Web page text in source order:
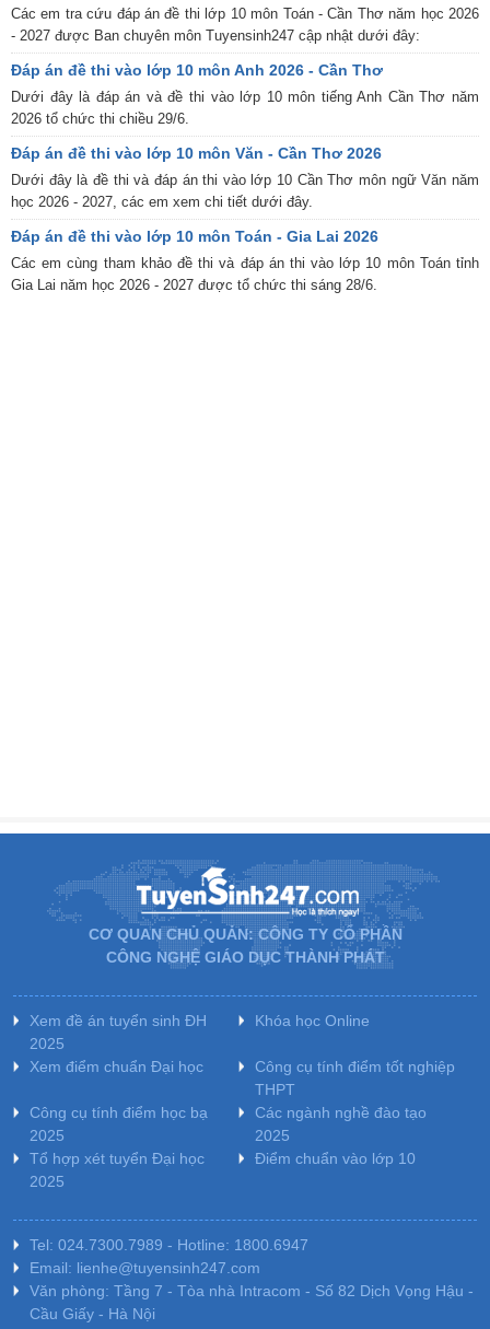
Các em tra cứu đáp án đề thi lớp 10 môn Toán - Cần Thơ năm học 2026
- 2027 được Ban chuyên môn Tuyensinh247 cập nhật dưới đây:
Đáp án đề thi vào lớp 10 môn Anh 2026 - Cần Thơ
Dưới đây là đáp án và đề thi vào lớp 10 môn tiếng Anh Cần Thơ năm
2026 tổ chức thi chiều 29/6.
Đáp án đề thi vào lớp 10 môn Văn - Cần Thơ 2026
Dưới đây là đề thi và đáp án thi vào lớp 10 Cần Thơ môn ngữ Văn năm
học 2026 - 2027, các em xem chi tiết dưới đây.
Đáp án đề thi vào lớp 10 môn Toán - Gia Lai 2026
Các em cùng tham khảo đề thi và đáp án thi vào lớp 10 môn Toán tỉnh
Gia Lai năm học 2026 - 2027 được tổ chức thi sáng 28/6.
CƠ QUAN CHỦ QUẢN: CÔNG TY CỔ PHẦN
CÔNG NGHỆ GIÁO DỤC THÀNH PHÁT
Xem đề án tuyển sinh ĐH
2025
Khóa học Online
Xem điểm chuẩn Đại học
Công cụ tính điểm tốt nghiệp
THPT
Công cụ tính điểm học bạ
2025
Các ngành nghề đào tạo
2025
Tổ hợp xét tuyển Đại học
2025
Điểm chuẩn vào lớp 10
Tel: 024.7300.7989 - Hotline: 1800.6947
Email: lienhe@tuyensinh247.com
Văn phòng: Tầng 7 - Tòa nhà Intracom - Số 82 Dịch Vọng Hậu -
Cầu Giấy - Hà Nội